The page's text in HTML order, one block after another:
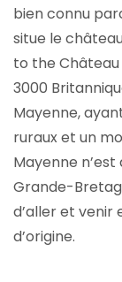
bien connu
situe le
to the Château
3000
Mayenne,
ruraux et un
Mayenne
Grande-
d’aller et
d’origine.